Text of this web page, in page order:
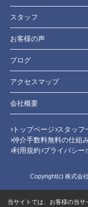
スタッフ
お客様の声
ブログ
アクセスマップ
会社概要
トップページ スタッフ
仲介手数料無料の仕組
利用規約 プライバシー
Copyright(c) 株式会
当サイトでは、お客様の当